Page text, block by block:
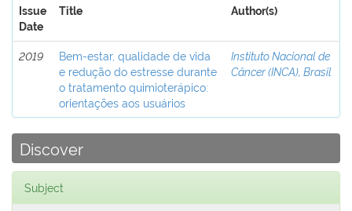
Issue
Date
Title Author(s)
2019
Bem-estar, qualidade de vida
e redução do estresse durante
o tratamento quimioterápico:
orientações aos usuários
Instituto Nacional de
Câncer (INCA), Brasil
Discover
Subject